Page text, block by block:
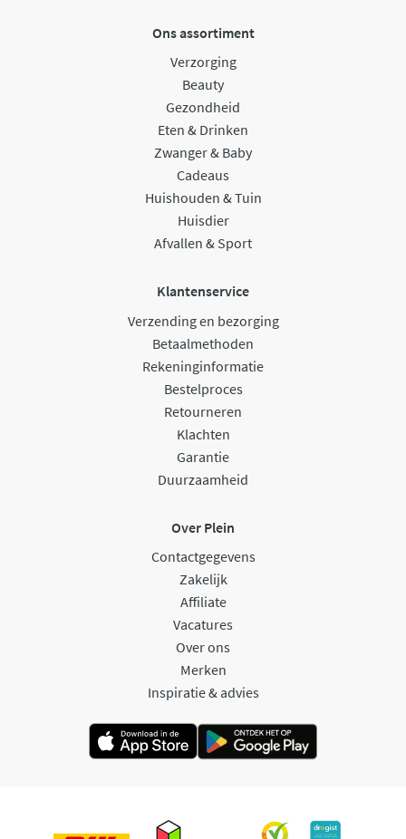
Ons assortiment
Verzorging
Beauty
Gezondheid
Eten & Drinken
Zwanger & Baby
Cadeaus
Huishouden & Tuin
Huisdier
Afvallen & Sport
Klantenservice
Verzending en bezorging
Betaalmethoden
Rekeninginformatie
Bestelproces
Retourneren
Klachten
Garantie
Duurzaamheid
Over Plein
Contactgegevens
Zakelijk
Affiliate
Vacatures
Over ons
Merken
Inspiratie & advies